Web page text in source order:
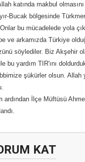
katında makbul
Bucak bölgesinde
bu mücadelede yola
ve arkamızda Türkiye
söylediler. Biz Akşehir
bu yardım TIR'ını
şükürler olsun. Allah
ardından İlçe Müftüsü
KAT